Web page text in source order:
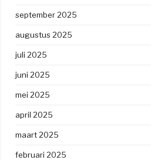
september 2025
augustus 2025
juli 2025
juni 2025
mei 2025
april 2025
maart 2025
februari 2025